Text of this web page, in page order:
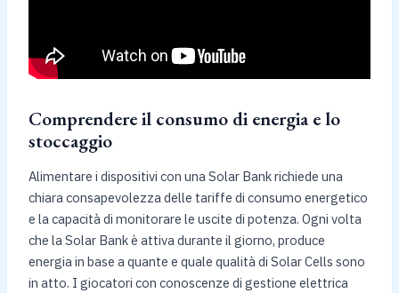
Comprendere il consumo di energia e lo
stoccaggio
Alimentare i dispositivi con una Solar Bank richiede una
chiara consapevolezza delle tariffe di consumo energetico
e la capacità di monitorare le uscite di potenza. Ogni volta
che la Solar Bank è attiva durante il giorno, produce
energia in base a quante e quale qualità di Solar Cells sono
in atto. I giocatori con conoscenze di gestione elettrica